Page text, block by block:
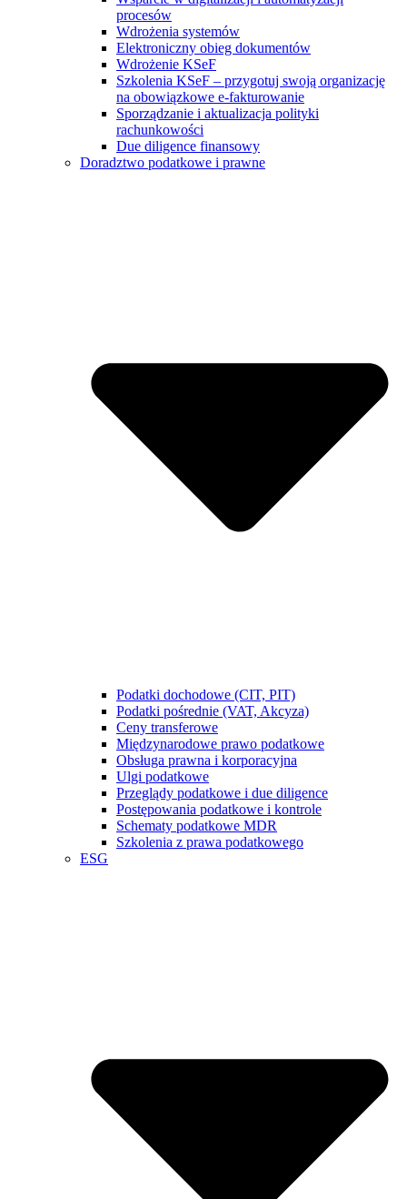
procesów
Wdrożenia systemów
Elektroniczny obieg dokumentów
Wdrożenie KSeF
Szkolenia KSeF – przygotuj swoją organizację
na obowiązkowe e-fakturowanie
Sporządzanie i aktualizacja polityki
rachunkowości
Due diligence finansowy
Doradztwo podatkowe i prawne
Podatki dochodowe (CIT, PIT)
Podatki pośrednie (VAT, Akcyza)
Ceny transferowe
Międzynarodowe prawo podatkowe
Obsługa prawna i korporacyjna
Ulgi podatkowe
Przeglądy podatkowe i due diligence
Postępowania podatkowe i kontrole
Schematy podatkowe MDR
Szkolenia z prawa podatkowego
ESG